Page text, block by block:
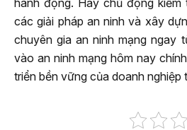
hành động. Hãy chủ động
các giải pháp an ninh và xây
chuyên gia an ninh mạng ngay
vào an ninh mạng hôm nay
triển bền vững của doanh nghiệp